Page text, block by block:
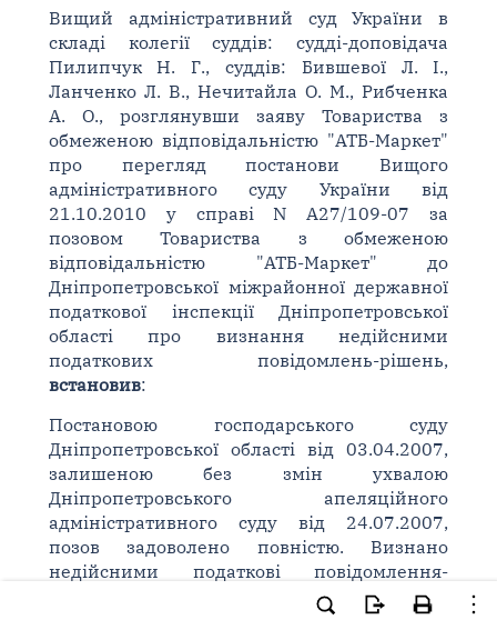
Вищий адміністративний суд України в
складі колегії суддів: судді-доповідача
Пилипчук Н. Г., суддів: Бившевої Л. І.,
Ланченко Л. В., Нечитайла О. М., Рибченка
А. О., розглянувши заяву Товариства з
обмеженою відповідальністю "АТБ-Маркет"
про перегляд постанови Вищого
адміністративного суду України від
21.10.2010 у справі N А27/109-07 за
позовом Товариства з обмеженою
відповідальністю "АТБ-Маркет" до
Дніпропетровської міжрайонної державної
податкової інспекції Дніпропетровської
області про визнання недійсними
податкових повідомлень-рішень,
встановив:
Постановою господарського суду
Дніпропетровської області від 03.04.2007,
залишеною без змін ухвалою
Дніпропетровського апеляційного
адміністративного суду від 24.07.2007,
позов задоволено повністю. Визнано
недійсними податкові повідомлення-
рішення N 0000012345/0 від 20.09.2006, N
0000012345/1 від 24.11.2006, N